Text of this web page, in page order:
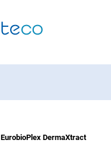
EurobioPlex DermaXtract